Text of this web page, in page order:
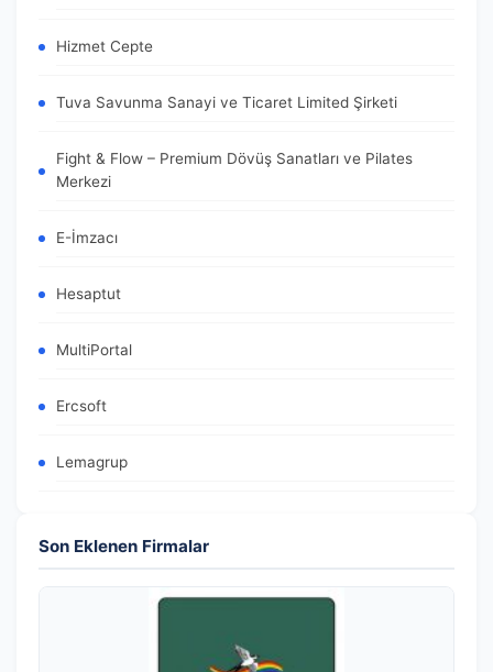
Hizmet Cepte
Tuva Savunma Sanayi ve Ticaret Limited Şirketi
Fight & Flow – Premium Dövüş Sanatları ve Pilates
Merkezi
E-İmzacı
Hesaptut
MultiPortal
Ercsoft
Lemagrup
Son Eklenen Firmalar